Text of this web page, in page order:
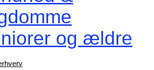
og ældre